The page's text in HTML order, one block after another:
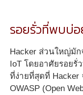
รอยรั่วที่พบบ่
Hacker ส่วนใหญ่มั
IoT โดยอาศัยรอยรั่
ที่ง่ายที่สุดที่ Hacker
OWASP (Open